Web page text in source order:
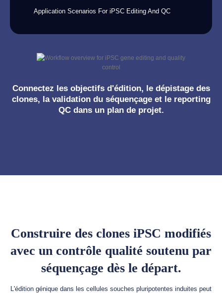
Application Scenarios For iPSC Editing And QC
Connectez les objectifs d'édition, le dépistage des
clones, la validation du séquençage et le reporting
QC dans un plan de projet.
Construire des clones iPSC modifiés
avec un contrôle qualité soutenu par
séquençage dès le départ.
L'édition génique dans les cellules souches pluripotentes induites peut